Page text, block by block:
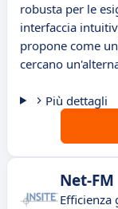
robusta per le
interfaccia
propone come
cercano
Più dettagli
Net-FM
Efficienza